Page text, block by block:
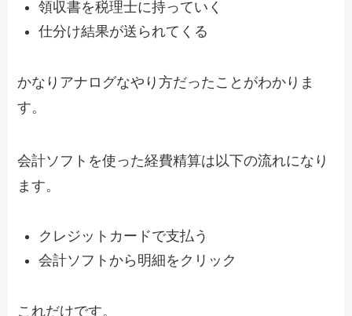
領収書を税理士に持っていく
仕分け結果が送られてくる
かなりアナログなやり方だったことがわかりま
す。
会計ソフトを使った経費精算は以下の流れになり
ます。
クレジットカードで支払う
会計ソフトから明細をクリック
これだけです。